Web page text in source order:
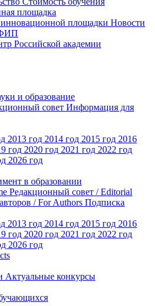
площадка
площадки Новости
ФИП
Российской академии
и образование
совет Информация для
2013 год 2014 год 2015 год 2016
год 2020 год 2021 год 2022 год
2026 год
в образовании
Редакционный совет / Editorial
/ For Authors Подписка
2013 год 2014 год 2015 год 2016
год 2020 год 2021 год 2022 год
2026 год
Актуальные конкурсы